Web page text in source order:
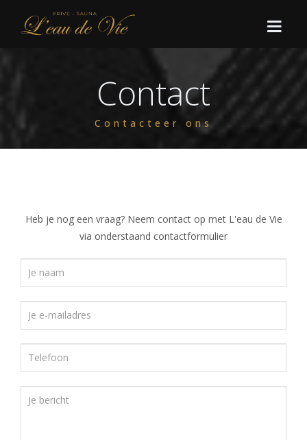
Basis 2 uur
Basis 4 uur
Paris
Barcelone
L’Eau de vie
Rome
LAST MINUTES
Faq
Fotoalbum
In de buurt
CONTACT
CADEAUBON
Contact
Contacteer ons
Heb je nog een vraag? Neem contact op met L'eau de Vie
via onderstaand contactformulier